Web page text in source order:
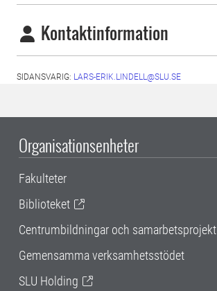
Kontaktinformation
SIDANSVARIG: LARS-ERIK.LINDELL@SLU.SE
Organisationsenheter
Fakulteter
Biblioteket
Centrumbildningar och samarbetsprojekt
Gemensamma verksamhetsstödet
SLU Holding